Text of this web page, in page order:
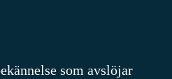
som avslöjar